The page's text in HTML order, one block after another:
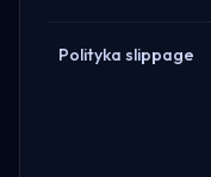
Polityka slippage